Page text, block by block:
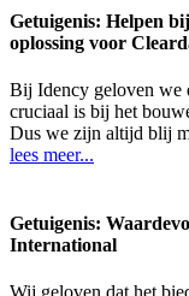
Getuigenis: Helpen
oplossing voor
Bij Idency geloven we
cruciaal is bij het
Dus we zijn altijd blij
lees meer...
Getuigenis:
International